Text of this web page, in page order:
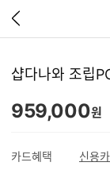
이
지
기
샵다나와 조립
959,000원
카드혜택
신용